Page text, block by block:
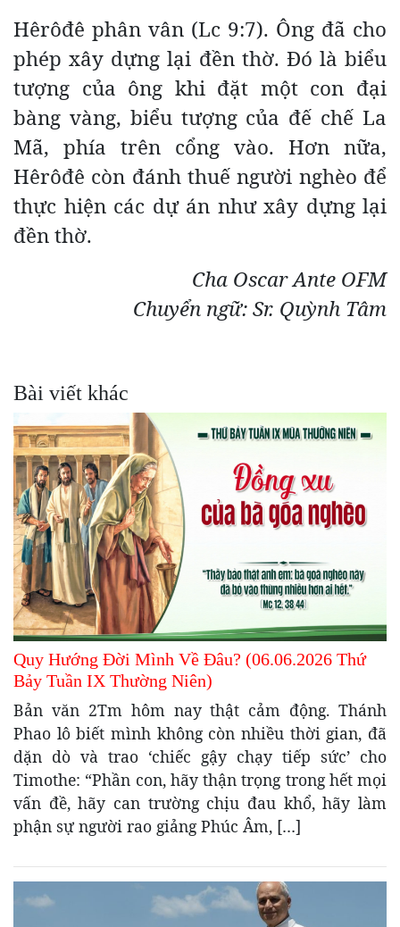
Hêrôđê phân vân (Lc 9:7). Ông đã cho
phép xây dựng lại đền thờ. Đó là biểu
tượng của ông khi đặt một con đại
bàng vàng, biểu tượng của đế chế La
Mã, phía trên cổng vào. Hơn nữa,
Hêrôđê còn đánh thuế người nghèo để
thực hiện các dự án như xây dựng lại
đền thờ.
Cha Oscar Ante OFM
Chuyển ngữ: Sr. Quỳnh Tâm
Bài viết khác
Quy Hướng Đời Mình Về Đâu? (06.06.2026 Thứ
Bảy Tuần IX Thường Niên)
Bản văn 2Tm hôm nay thật cảm động. Thánh
Phao lô biết mình không còn nhiều thời gian, đã
dặn dò và trao ‘chiếc gậy chạy tiếp sức’ cho
Timothe: “Phần con, hãy thận trọng trong hết mọi
vấn đề, hãy can trường chịu đau khổ, hãy làm
phận sự người rao giảng Phúc Âm, […]